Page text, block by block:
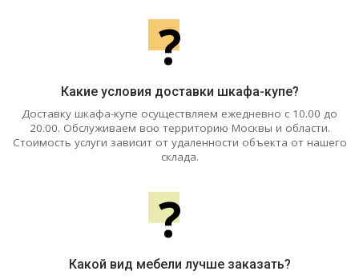
?
Какие условия доставки шкафа-купе?
Доставку шкафа-купе осуществляем ежедневно с 10.00 до
20.00. Обслуживаем всю территорию Москвы и области.
Стоимость услуги зависит от удаленности объекта от нашего
склада.
?
Какой вид мебели лучше заказать?